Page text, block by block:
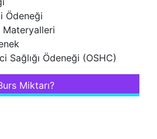
Ödeneği
Sağlığı Ödeneği (OSHC)
Miktarı?